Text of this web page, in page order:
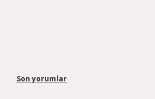
Son yorumlar